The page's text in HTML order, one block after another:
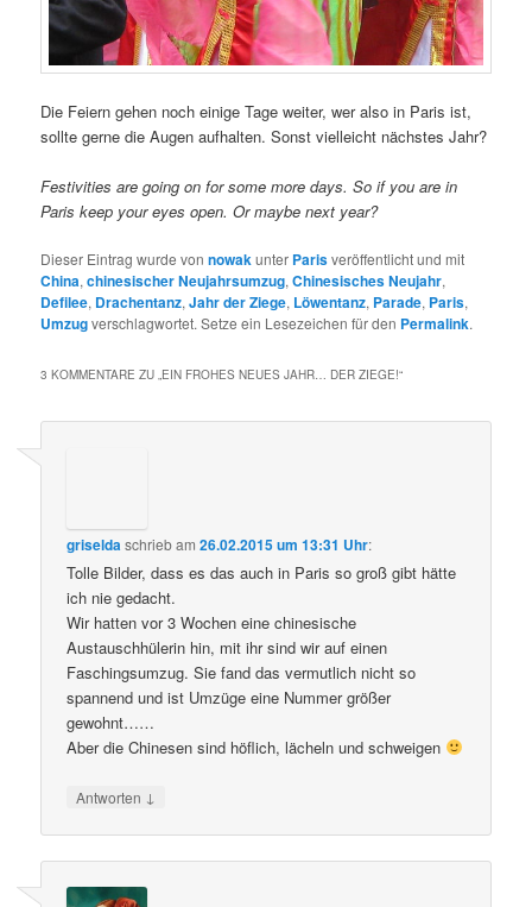
Die Feiern gehen noch einige Tage weiter, wer also in Paris ist,
sollte gerne die Augen aufhalten. Sonst vielleicht nächstes Jahr?
Festivities are going on for some more days. So if you are in
Paris keep your eyes open. Or maybe next year?
Dieser Eintrag wurde vonnowakunter Parisveröffentlicht und mit
China,chinesischer Neujahrsumzug,Chinesisches Neujahr,
Defilee, Drachentanz,Jahr der Ziege, Löwentanz, Parade, Paris,
Umzugverschlagwortet. Setze ein Lesezeichen für den Permalink.
3 KOMMENTARE ZU „EIN FROHES NEUES JAHR… DER ZIEGE!“
griselda schriebam26.02.2015 um 13:31 Uhr:
Tolle Bilder, dass es das auch in Paris so groß gibt hätte
ich nie gedacht.
Wir hatten vor 3 Wochen eine chinesische
Austauschhülerin hin, mit ihr sind wir auf einen
Faschingsumzug. Sie fand das vermutlich nicht so
spannend und ist Umzüge eine Nummer größer
gewohnt……
Aber die Chinesen sind höflich, lächeln und schweigen
Antworten ↓